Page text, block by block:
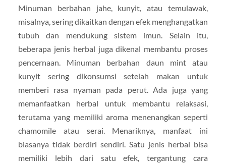
Minuman berbahan jahe, kunyit, atau temulawak,
misalnya, sering dikaitkan dengan efek menghangatkan
tubuh dan mendukung sistem imun. Selain itu,
beberapa jenis herbal juga dikenal membantu proses
pencernaan. Minuman berbahan daun mint atau
kunyit sering dikonsumsi setelah makan untuk
memberi rasa nyaman pada perut. Ada juga yang
memanfaatkan herbal untuk membantu relaksasi,
terutama yang memiliki aroma menenangkan seperti
chamomile atau serai. Menariknya, manfaat ini
biasanya tidak berdiri sendiri. Satu jenis herbal bisa
memiliki lebih dari satu efek, tergantung cara